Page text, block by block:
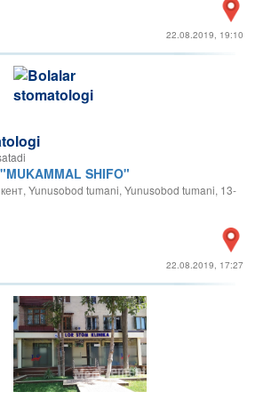
22.08.2019, 19:10
SHIFO"
Yunusobod tumani, Yunusobod tumani, 13-
22.08.2019, 17:27